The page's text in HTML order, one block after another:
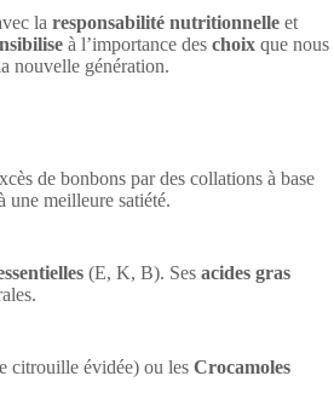
la responsabilité nutritionnelle et
à l’importance des choix que nous
nouvelle génération.
de bonbons par des collations à base
une meilleure satiété.
(E, K, B). Ses acides gras
citrouille évidée) ou les Crocamoles